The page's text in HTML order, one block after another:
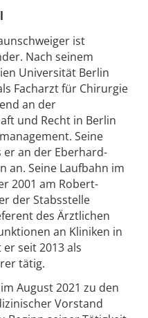
ist
Nach seinem
Universität Berlin
Facharzt für Chirurgie
an der
und Recht in Berlin
Seine
an der Eberhard-
an. Seine Laufbahn im
2001 am Robert-
der Stabsstelle
des Ärztlichen
an Kliniken in
seit 2013 als
tätig.
August 2021 zu den
Vorstand